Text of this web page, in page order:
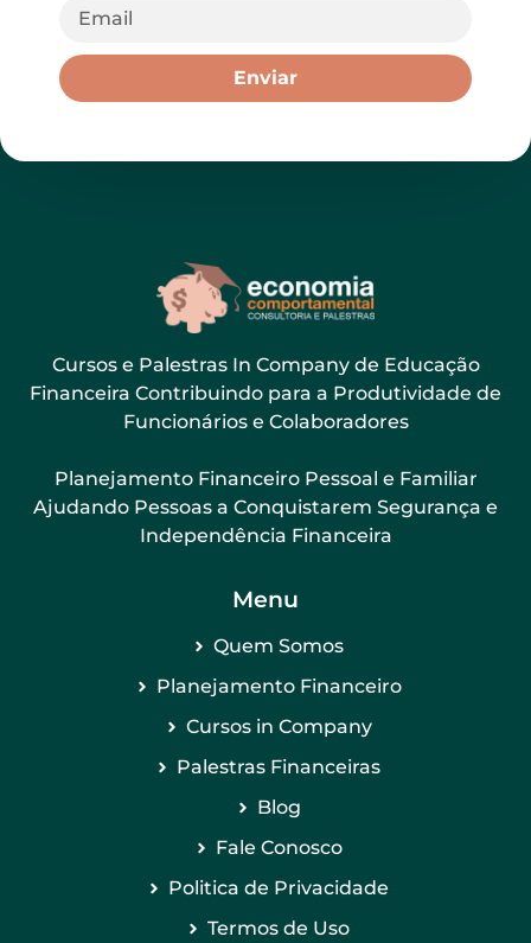
Enviar
Cursos e Palestras In Company de Educação
Financeira Contribuindo para a Produtividade de
Funcionários e Colaboradores
Planejamento Financeiro Pessoal e Familiar
Ajudando Pessoas a Conquistarem Segurança e
Independência Financeira
Menu
Quem Somos
Planejamento Financeiro
Cursos in Company
Palestras Financeiras
Blog
Fale Conosco
Politica de Privacidade
Termos de Uso